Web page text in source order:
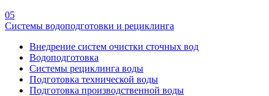
05
Системы водоподготовки и рециклинга
Внедрение систем очистки сточных вод
Водоподготовка
Системы рециклинга воды
Подготовка технической воды
Подготовка производственной воды